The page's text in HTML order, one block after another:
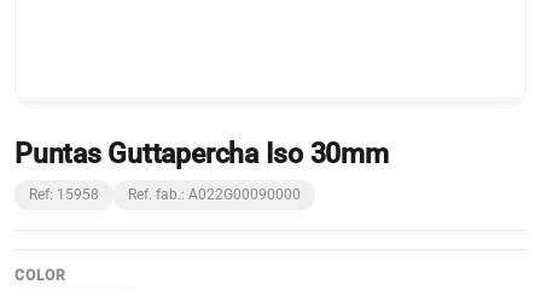
Puntas Guttapercha Iso 30mm
Ref: 15958 Ref. fab.: A022G00090000
COLOR